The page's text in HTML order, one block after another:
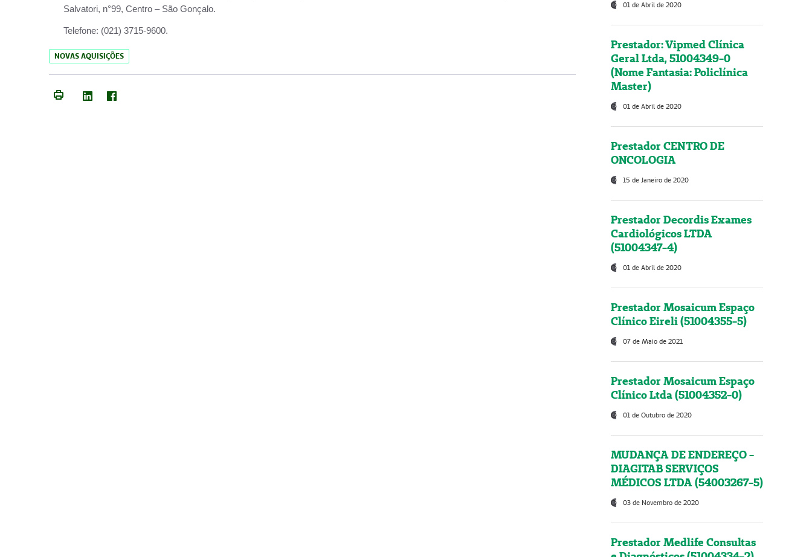
Salvatori, n°99, Centro – São Gonçalo.
Telefone: (021) 3715-9600.
NOVAS AQUISIÇÕES
01 de Abril de 2020
Prestador: Vipmed Clínica
Geral Ltda, 51004349-0
(Nome Fantasia: Policlínica
Master)
01 de Abril de 2020
Prestador CENTRO DE
ONCOLOGIA
15 de Janeiro de 2020
Prestador Decordis Exames
Cardiológicos LTDA
(51004347-4)
01 de Abril de 2020
Prestador Mosaicum Espaço
Clínico Eireli (51004355-5)
07 de Maio de 2021
Prestador Mosaicum Espaço
Clínico Ltda (51004352-0)
01 de Outubro de 2020
MUDANÇA DE ENDEREÇO -
DIAGITAB SERVIÇOS
MÉDICOS LTDA (54003267-5)
03 de Novembro de 2020
Prestador Medlife Consultas